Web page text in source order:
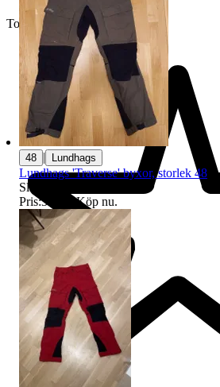
Toppsäljare
48 | Lundhags
Lundhags 'Traverse' byxor, storlek 48
Sluttid
Pris:339 kr ,Köp nu.